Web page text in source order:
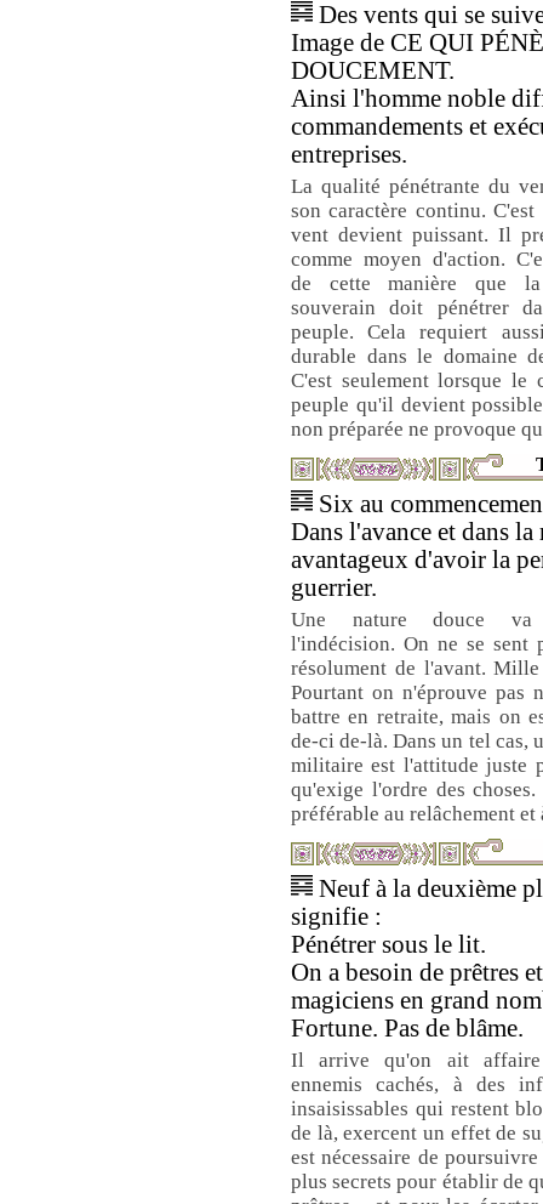
Des vents qui se
Image de CE QUI
DOUCEMENT.
Ainsi l'homme noble
commandements et
entreprises.
La qualité pénétrante du
son caractère continu.
vent devient puissant. Il
comme moyen d'action.
de cette manière que
souverain doit pénétrer
peuple. Cela requiert
durable dans le domaine
C'est seulement lorsque le
peuple qu'il devient
non préparée ne provoque
Six au
Dans l'avance et dans
avantageux d'avoir la
guerrier.
Une nature douce va
l'indécision. On ne se sent
résolument de l'avant.
Pourtant on n'éprouve pas
battre en retraite, mais on
de-ci de-là. Dans un tel cas,
militaire est l'attitude juste
qu'exige l'ordre des
préférable au relâchement
Neuf à la deuxième
signifie :
Pénétrer sous le lit.
On a besoin de prêtres
magiciens en grand
Fortune. Pas de blâme.
Il arrive qu'on ait
ennemis cachés, à des
insaisissables qui restent
de là, exercent un effet de
est nécessaire de
plus secrets pour établir de